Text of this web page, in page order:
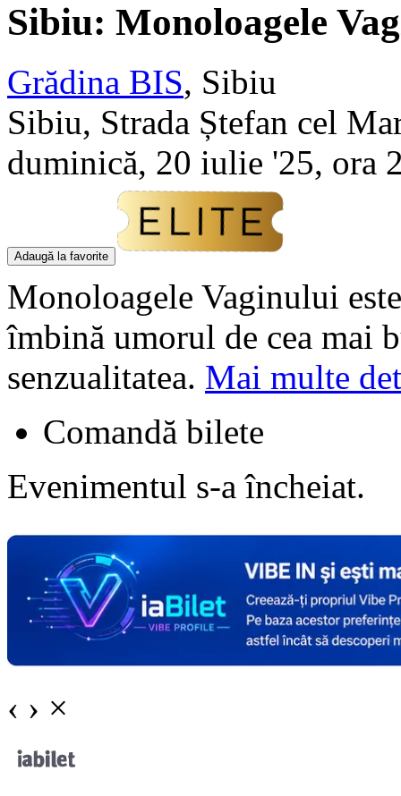
Sibiu: Monoloagele
Grădina BIS, Sibiu
Sibiu, Strada Ștefan cel
duminică, 20 iulie '25, ora
Adaugă la favorite
Monoloagele Vaginului
îmbină umorul de cea mai
senzualitatea. Mai multe
Comandă bilete
Evenimentul s-a încheiat.
‹ › ×